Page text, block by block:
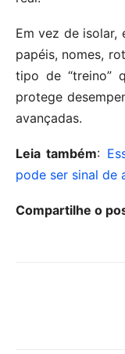
Em vez de isolar,
papéis, nomes,
tipo de “treino”
protege
avançadas.
Leia também:
pode ser sinal de
Compartilhe o